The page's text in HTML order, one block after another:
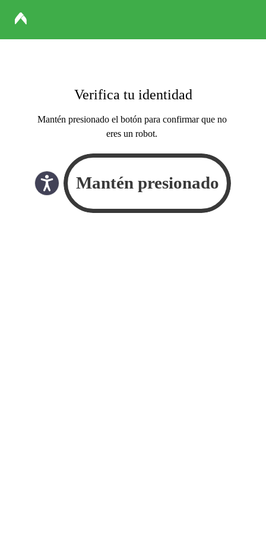
Verifica tu identidad
Mantén presionado el botón para confirmar que no
eres un robot.